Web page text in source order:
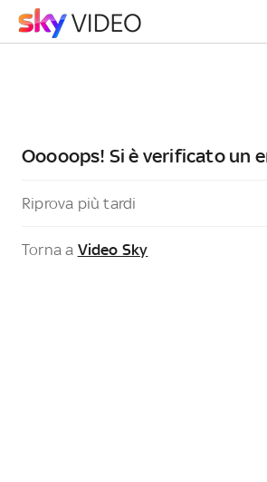
Ooooops! Si è verificato un
Riprova più tardi
Torna a Video Sky